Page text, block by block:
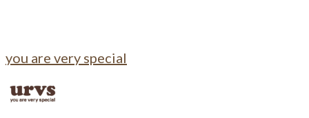
you are very special